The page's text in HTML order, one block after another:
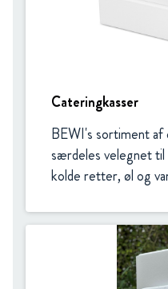
Cateringkasser
BEWI's sortiment af
særdeles velegnet til
kolde retter, øl og